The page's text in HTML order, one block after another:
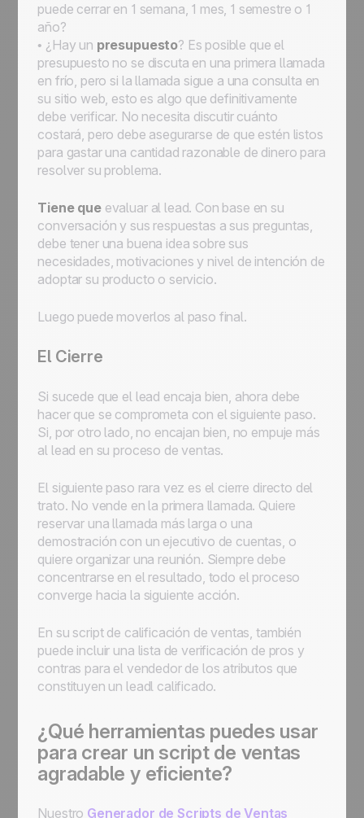
puede cerrar en 1 semana, 1 mes, 1 semestre o 1
año?
• ¿Hay un presupuesto? Es posible que el
presupuesto no se discuta en una primera llamada
en frío, pero si la llamada sigue a una consulta en
su sitio web, esto es algo que definitivamente
debe verificar. No necesita discutir cuánto
costará, pero debe asegurarse de que estén listos
para gastar una cantidad razonable de dinero para
resolver su problema.
Tiene queevaluar al lead. Con base en su
conversación y sus respuestas a sus preguntas,
debe tener una buena idea sobre sus
necesidades, motivaciones y nivel de intención de
adoptar su producto o servicio.
Luego puede moverlos al paso final.
El Cierre
Si sucede que el lead encaja bien, ahora debe
hacer que se comprometa con el siguiente paso.
Si, por otro lado, no encajan bien, no empuje más
al lead en su proceso de ventas.
El siguiente paso rara vez es el cierre directo del
trato. No vende en la primera llamada. Quiere
reservar una llamada más larga o una
demostración con un ejecutivo de cuentas, o
quiere organizar una reunión. Siempre debe
concentrarse en el resultado, todo el proceso
converge hacia la siguiente acción.
En su script de calificación de ventas, también
puede incluir una lista de verificación de pros y
contras para el vendedor de los atributos que
constituyen un leadl calificado.
¿Qué herramientas puedes usar
para crear un script de ventas
agradable y eficiente?
Nuestro Generador de Scripts de Ventas